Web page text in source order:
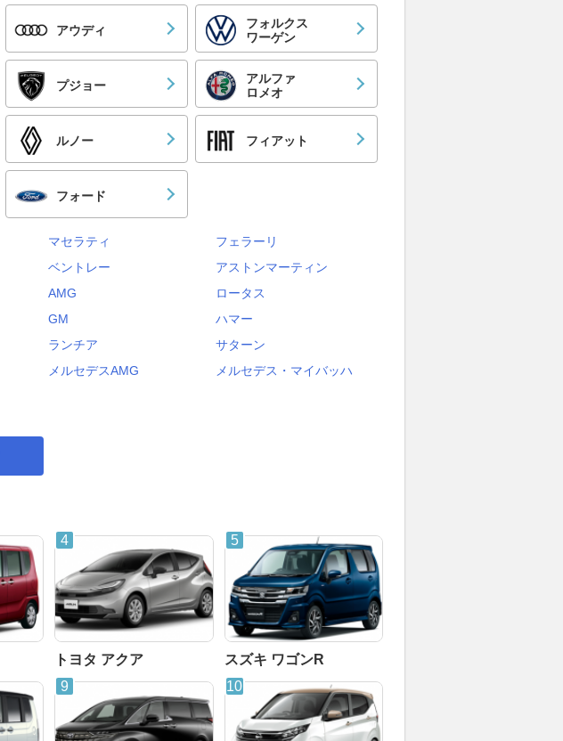
アウディ
フォルクス
ワーゲン
プジョー
アルファ
ロメオ
ルノー フィアット
フォード
マセラティ
フェラーリ
ベントレー
アストンマーティン
AMG
ロータス
GM
ハマー
ランチア
サターン
メルセデスAMG メルセデス・マイバッハ
トヨタ アクア スズキ ワゴンR